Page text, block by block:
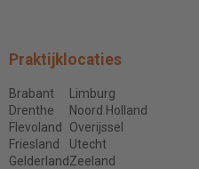
Praktijklocaties
Brabant
Drenthe
Flevoland
Friesland
Gelderland
Limburg
Noord Holland
Overijssel
Utecht
Zeeland